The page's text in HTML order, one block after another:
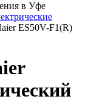
в Уфе
ES50V-F1(R)